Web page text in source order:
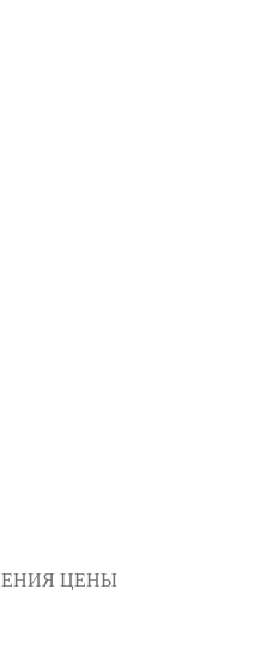
ЦЕНЫ